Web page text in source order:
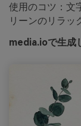
使用のコツ：文
リーンのリラッ
media.ioで生成